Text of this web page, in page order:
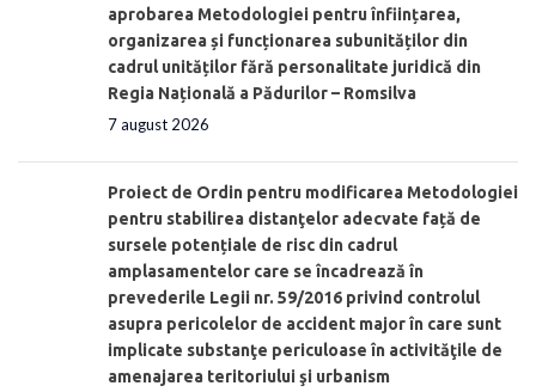
aprobarea Metodologiei pentru înființarea,
organizarea și funcționarea subunităților din
cadrul unităților fără personalitate juridică din
Regia Națională a Pădurilor – Romsilva
7 august 2026
Proiect de Ordin pentru modificarea Metodologiei
pentru stabilirea distanţelor adecvate față de
sursele potențiale de risc din cadrul
amplasamentelor care se încadrează în
prevederile Legii nr. 59/2016 privind controlul
asupra pericolelor de accident major în care sunt
implicate substanţe periculoase în activităţile de
amenajarea teritoriului şi urbanism